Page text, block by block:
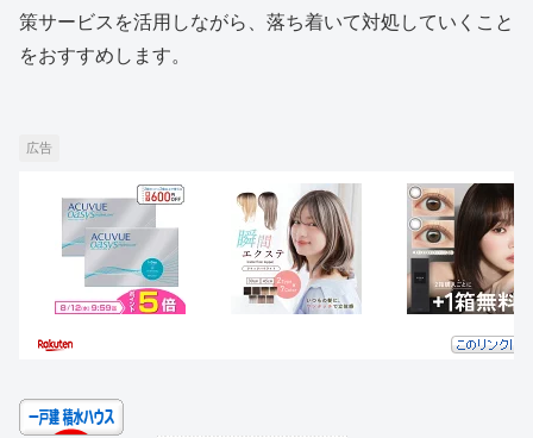
策サービスを活用しながら、落ち着いて対処していくこと
をおすすめします。
広告